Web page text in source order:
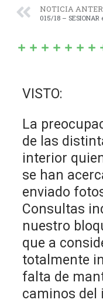
NOTICIA
VISTO:
La
de las
interior
se han
enviado
Consultas
nuestro
que a
totalmente
falta de
caminos del